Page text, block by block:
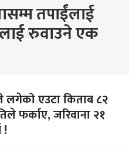
तपाईंलाई
रुवाउने एक
एउटा किताब ८२
फर्काए, जरिवाना २१
!